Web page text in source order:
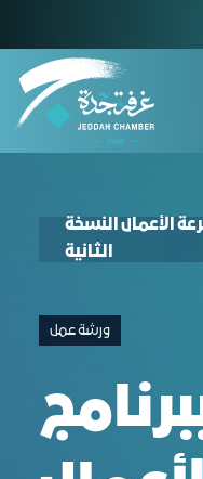
الأعمال النسخة
الثانية
ورشة عمل